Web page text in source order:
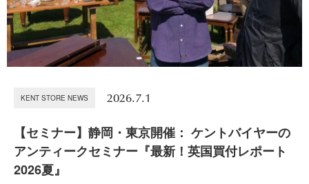
KENT STORE NEWS 2026.7.1
【セミナー】静岡・東京開催： ケントバイヤーの
アンティークセミナー『最新！英国買付レポート
2026夏』